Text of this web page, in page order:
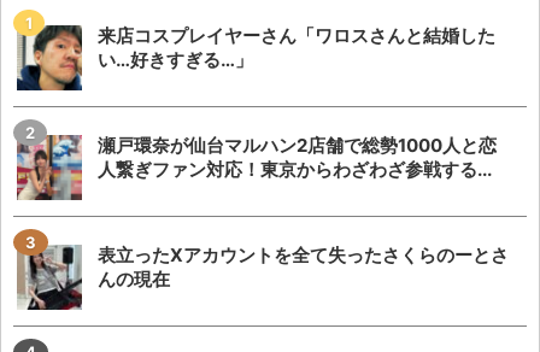
来店コスプレイヤーさん「ワロスさんと結婚した
い…好きすぎる…」
瀬戸環奈が仙台マルハン2店舗で総勢1000人と恋
人繋ぎファン対応！東京からわざわざ参戦する...
表立ったXアカウントを全て失ったさくらのーとさ
んの現在